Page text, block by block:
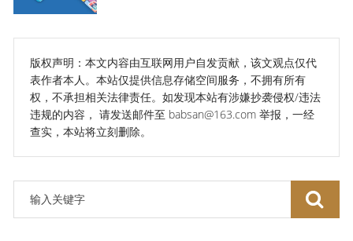
版权声明：本文内容由互联网用户自发贡献，该文观点仅代
表作者本人。本站仅提供信息存储空间服务，不拥有所有
权，不承担相关法律责任。如发现本站有涉嫌抄袭侵权/违法
违规的内容， 请发送邮件至 babsan@163.com 举报，一经
查实，本站将立刻删除。